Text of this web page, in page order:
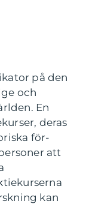
på den
och
En
deras
för-
att
kan